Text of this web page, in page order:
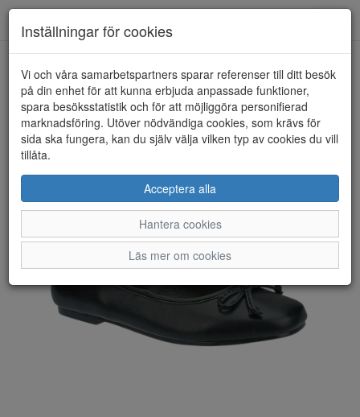
HEM DONNA GIRL
Inställningar för cookies
Vi och våra samarbetspartners sparar referenser till ditt besök
på din enhet för att kunna erbjuda anpassade funktioner,
spara besöksstatistik och för att möjliggöra personifierad
marknadsföring. Utöver nödvändiga cookies, som krävs för
sida ska fungera, kan du själv välja vilken typ av cookies du vill
tillåta.
Acceptera alla
Hantera cookies
Läs mer om cookies